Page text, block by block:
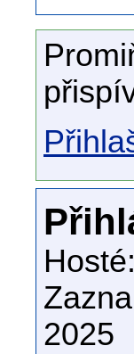
2025